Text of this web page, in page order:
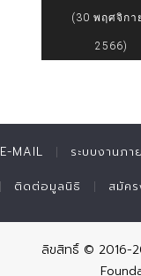
(30 พฤศจิกา
2566)
E-MAIL ระบบงานภา
ติดต่อมูลนิธิ สมัคร
ลิขสิทธิ์ © 2016-